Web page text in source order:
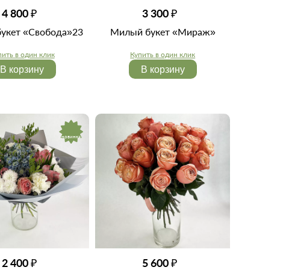
4 800 ₽
«Свобода»23
в один клик
В корзину
3 300 ₽
Милый букет «Мираж»
Купить в один клик
В корзину
новинка
2 400 ₽ 5 600 ₽